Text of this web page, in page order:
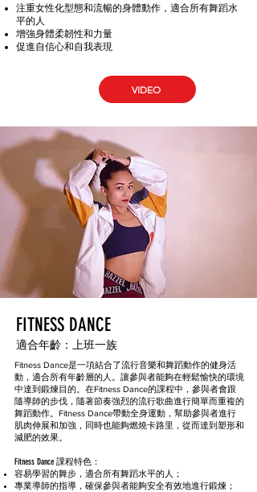
注重女性化型態和流暢的身體動作，適合所有舞蹈水
平的人
增強身體柔韌性和力量
促進自信心和自我表現
VIDEO
FITNESS DANCE
適合年齡：上班一族
Fitness Dance是一項結合了流行音樂和舞蹈動作的健身活
動，適合所有年齡層的人。讓參與者能夠在輕鬆愉快的環境
中達到鍛煉目的。在Fitness Dance的課程中，參與者會跟
隨導師的步伐，隨著節奏強烈的流行歌曲進行簡單而重複的
舞蹈動作。Fitness Dance帶動全身運動，幫助參與者進行
肌肉伸展和加強，同時也能夠燃燒卡路里，從而達到塑形和
減肥的效果。
Fitness Dance 課程特色：
容易學習的舞步，適合所有舞蹈水平的人；
專業導師的指導，確保參與者能夠安全有效地進行鍛煉；